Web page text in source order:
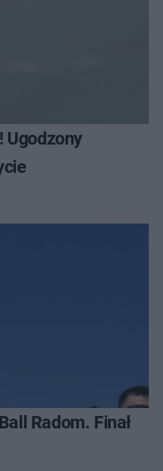
Ugodzony
Radom. Finał